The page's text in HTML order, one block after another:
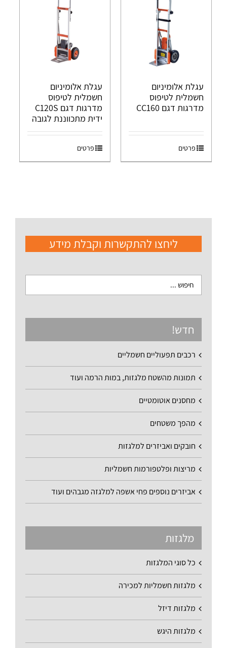
עגלת אלומיניום
חשמלית לטיפוס
מדרגות דגם CC160
פרטים
עגלת אלומיניום
חשמלית לטיפוס
מדרגות דגם C120S
ידית מתכווננת לגובה
פרטים
ליחצו להתקשרות וקבלת מידע
חדש!
רכבים תפעוליים חשמליים
תמונות מהשטח מלגזות, במות הרמה ועוד
מחסנים אוטומטיים
מהפך משטחים
חובקים ואביזרים למלגזות
מריצות ופלטפורמות חשמליות
אביזרים נוספים פחי אשפה למלגזה מגבהים ועוד
מלגזות
כל סוגי המלגזות
מלגזות חשמליות למכירה
מלגזות דיזל
מלגזות היגש